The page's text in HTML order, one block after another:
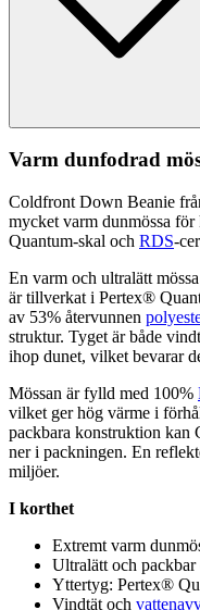
Varm dunfodrad
Coldfront Down Beanie
mycket varm dunmössa
Quantum-skal och RDS-
En varm och ultralätt
är tillverkat i Pertex®
av 53% återvunnen
struktur. Tyget är både
ihop dunet, vilket bevarar
Mössan är fylld med 100%
vilket ger hög värme i
packbara konstruktion kan
ner i packningen. En
miljöer.
I korthet
Extremt varm
Ultralätt och packbar
Yttertyg: Pertex®
Vindtät och